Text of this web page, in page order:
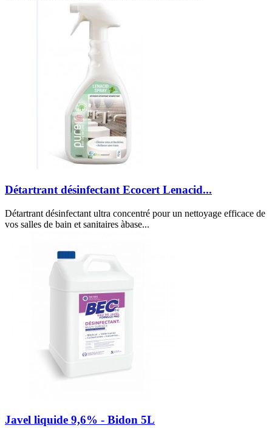
Détartrant désinfectant Ecocert Lenacid...
Détartrant désinfectant ultra concentré pour un nettoyage efficace de
vos salles de bain et sanitaires àbase...
Javel liquide 9,6% - Bidon 5L